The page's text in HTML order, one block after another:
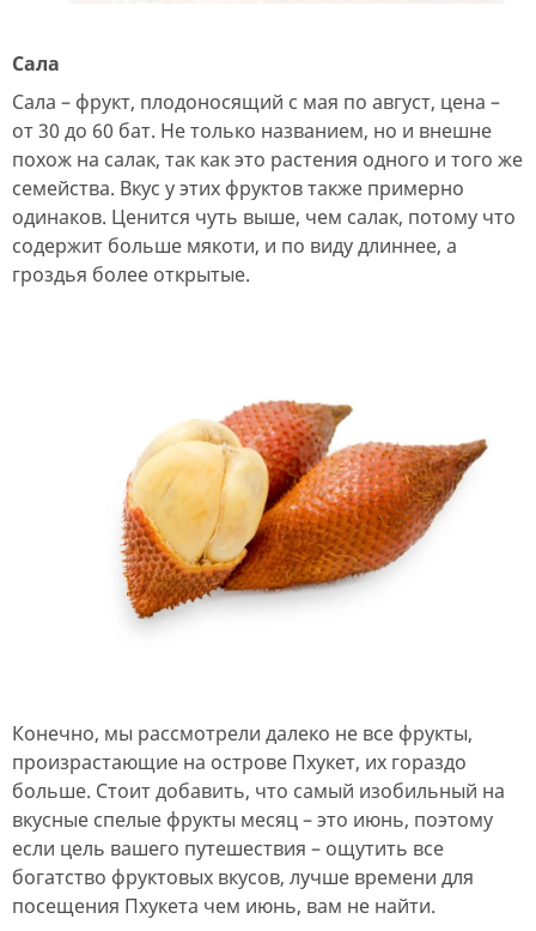
Сала
Сала – фрукт, плодоносящий с мая по август, цена –
от 30 до 60 бат. Не только названием, но и внешне
похож на салак, так как это растения одного и того же
семейства. Вкус у этих фруктов также примерно
одинаков. Ценится чуть выше, чем салак, потому что
содержит больше мякоти, и по виду длиннее, а
гроздья более открытые.
Конечно, мы рассмотрели далеко не все фрукты,
произрастающие на острове Пхукет, их гораздо
больше. Стоит добавить, что самый изобильный на
вкусные спелые фрукты месяц – это июнь, поэтому
если цель вашего путешествия – ощутить все
богатство фруктовых вкусов, лучше времени для
посещения Пхукета чем июнь, вам не найти.